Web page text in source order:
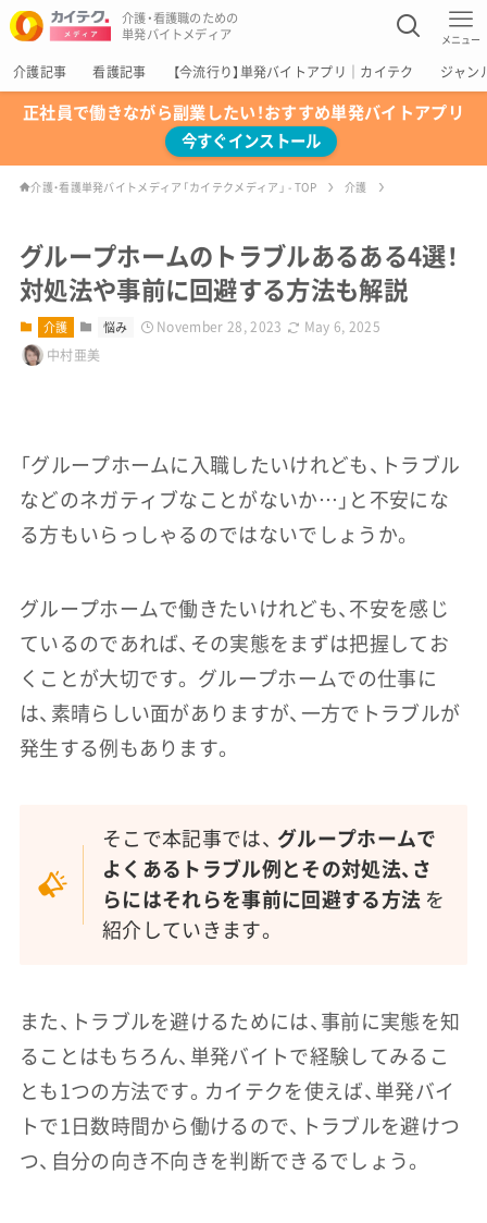
介護・看護職のための
単発バイトメディア
メニュー
介護記事 看護記事 【今流行り】単発バイトアプリ｜カイテク ジャン
正社員で働きながら副業したい！おすすめ単発バイトアプリ
今すぐインストール
介護・看護単発バイトメディア「カイテクメディア」 - TOP 介護
グループホームのトラブルあるある4選！
対処法や事前に回避する方法も解説
介護 悩み November 28, 2023 May 6, 2025
中村亜美
「グループホームに入職したいけれども、トラブル
などのネガティブなことがないか…」と不安にな
る方もいらっしゃるのではないでしょうか。
グループホームで働きたいけれども、不安を感じ
ているのであれば、その実態をまずは把握してお
くことが大切です。 グループホームでの仕事に
は、素晴らしい面がありますが、一方でトラブルが
発生する例もあります。
そこで本記事では、
グループホームで
よくあるトラブル例とその対処法、さ
らにはそれらを事前に回避する方法 を
紹介していきます。
また、トラブルを避けるためには、事前に実態を知
ることはもちろん、単発バイトで経験してみるこ
とも1つの方法です。カイテクを使えば、単発バイ
トで1日数時間から働けるので、トラブルを避けつ
つ、自分の向き不向きを判断できるでしょう。